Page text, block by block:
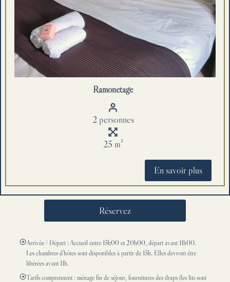
Ramonétage
2 personnes
25 m²
En savoir plus
Réservez
Arrivée / Départ : Accueil entre 15h00 et 20h00, départ avant 11h00.
Les chambres d’hôtes sont disponibles à partir de 15h. Elles devront être
libérées avant 11h.
Tarifs comprennent : ménage fin de séjour, fournitures des draps (les lits sont